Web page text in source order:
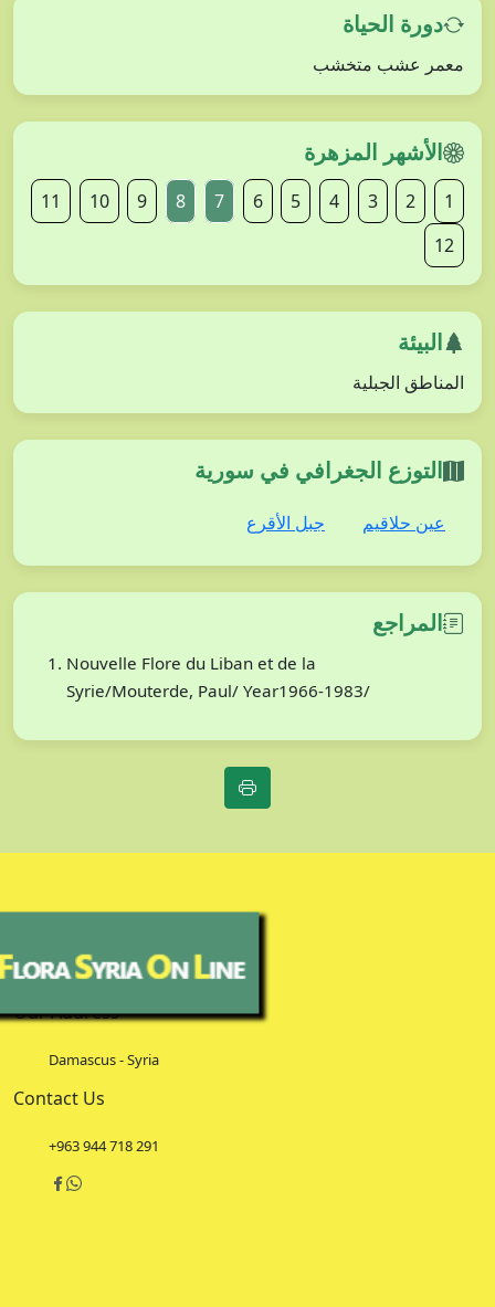
دورة الحياة
معمر عشب متخشب
الأشهر المزهرة
1
2
3
4
5
6
7
8
9
10
11
12
البيئة
المناطق الجبلية
التوزع الجغرافي في سورية
عين حلاقيم جبل الأقرع
المراجع
Nouvelle Flore du Liban et de la
Syrie/Mouterde, Paul/ Year1966-1983/
Our Address
Damascus - Syria
Contact Us
+963 944 718 291